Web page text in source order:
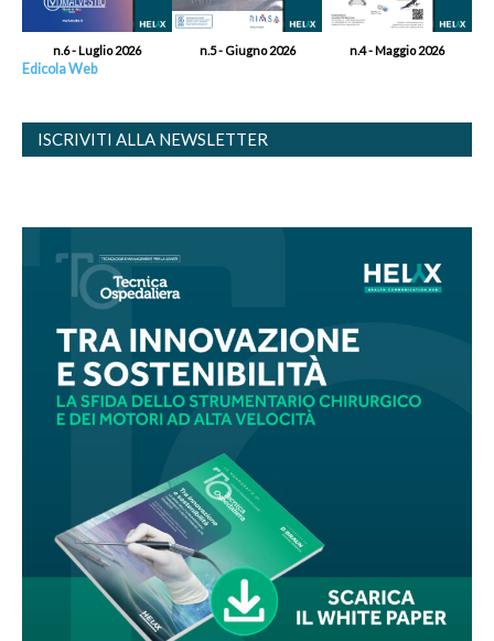
n.6 - Luglio 2026 n.5 - Giugno 2026 n.4 - Maggio 2026
Edicola Web
ISCRIVITI ALLA NEWSLETTER